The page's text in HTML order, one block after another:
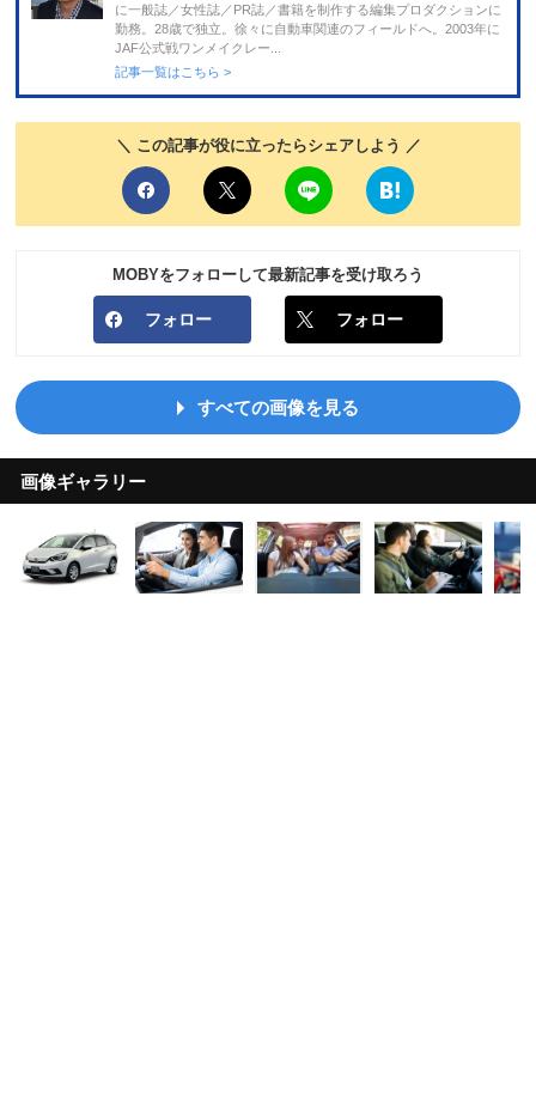
に一般誌／女性誌／PR誌／書籍を制作する編集プロダクションに
勤務。28歳で独立。徐々に自動車関連のフィールドへ。2003年に
JAF公式戦ワンメイクレー...
記事一覧はこちら >
＼ この記事が役に立ったらシェアしよう ／
MOBYをフォローして最新記事を受け取ろう
フォロー フォロー
すべての画像を見る
画像ギャラリー